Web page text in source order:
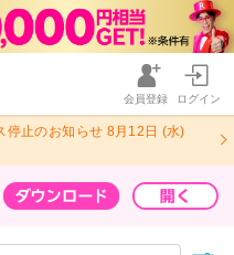
会員登録 ログイン
停止のお知らせ 8月12日 (水)